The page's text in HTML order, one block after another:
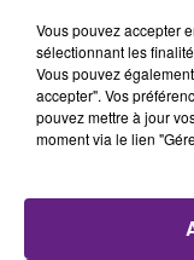
Publié : 4 février
Vous pouvez accepter
sélectionnant les
Vous pouvez
accepter". Vos
pouvez mettre à jour
moment via le lien